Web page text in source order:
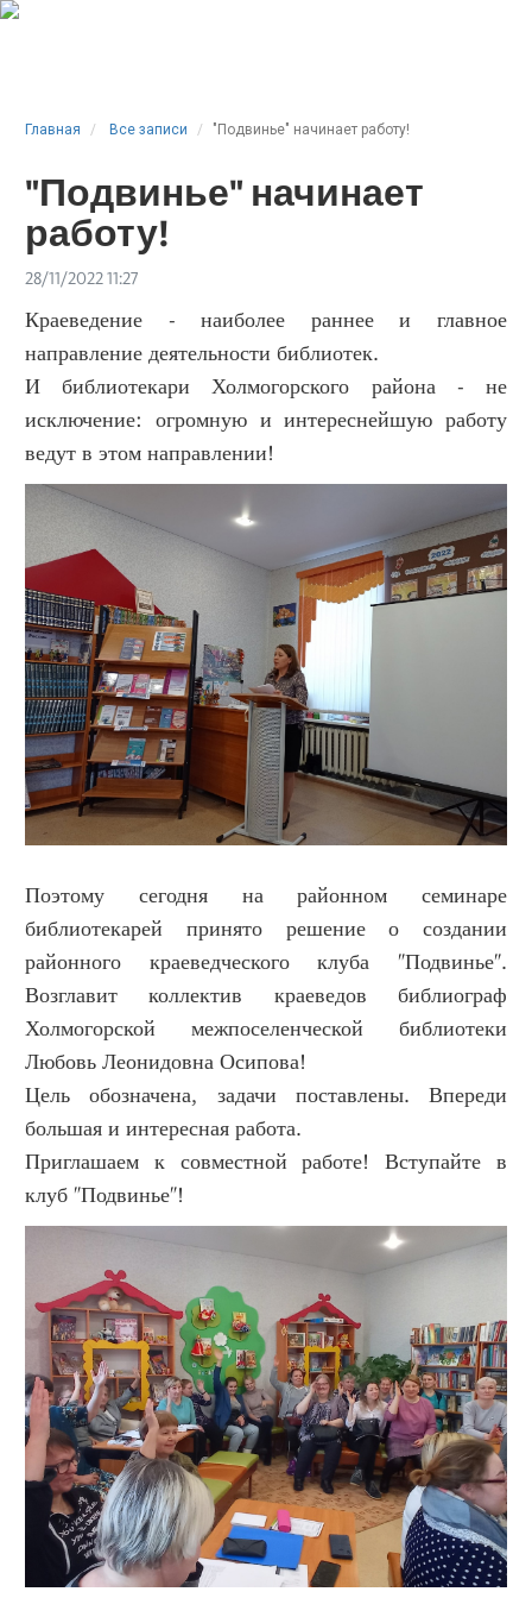
Главная Все записи "Подвинье" начинает работу!
"Подвинье" начинает
работу!
28/11/2022 11:27
Краеведение - наиболее раннее и главное
направление деятельности библиотек.
И библиотекари Холмогорского района - не
исключение: огромную и интереснейшую работу
ведут в этом направлении!
Поэтому сегодня на районном семинаре
библиотекарей принято решение о создании
районного краеведческого клуба "Подвинье".
Возглавит коллектив краеведов библиограф
Холмогорской межпоселенческой библиотеки
Любовь Леонидовна Осипова!
Цель обозначена, задачи поставлены. Впереди
большая и интересная работа.
Приглашаем к совместной работе! Вступайте в
клуб "Подвинье"!